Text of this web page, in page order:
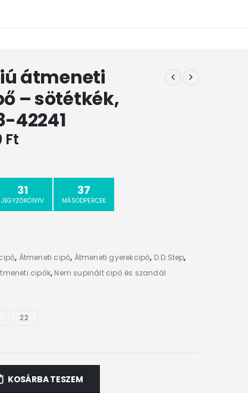
átmeneti
– sötétkék,
42241
Ft
31
JEGYZŐKÖNYV
37
MÁSODPERCEK
, Átmeneti cipő, Átmeneti gyerekcipő, D.D.Step,
cipők, Nem supinált cipő és szandál
22
KOSÁRBA TESZEM